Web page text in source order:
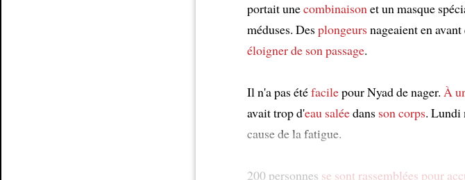
portait unecombinaisonet un masque
méduses. Desplongeursnageaient en
éloigner de son passage.
Il n'a pas étéfacilepour Nyad de nager. À
avait trop d'eau saléedans son corps. Lundi
cause de la fatigue.
200 personnes se sont rassemblées pour